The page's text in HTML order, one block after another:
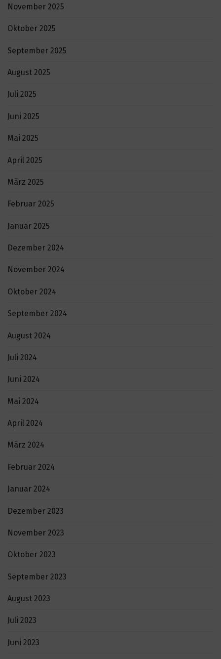
November 2025
Oktober 2025
September 2025
August 2025
Juli 2025
Juni 2025
Mai 2025
April 2025
März 2025
Februar 2025
Januar 2025
Dezember 2024
November 2024
Oktober 2024
September 2024
August 2024
Juli 2024
Juni 2024
Mai 2024
April 2024
März 2024
Februar 2024
Januar 2024
Dezember 2023
November 2023
Oktober 2023
September 2023
August 2023
Juli 2023
Juni 2023